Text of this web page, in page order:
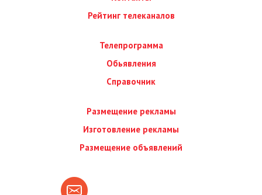
Рейтинг телеканалов
Телепрограмма
Обьявления
Справочник
Размещение рекламы
Изготовление рекламы
Размещение объявлений